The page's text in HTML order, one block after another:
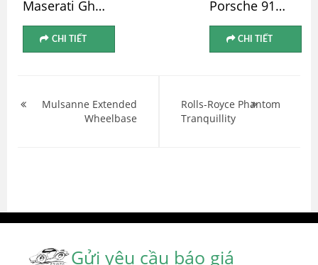
Maserati Ghibli 2026
CHI TIẾT
Porsche 911 GT2 RS 2026
CHI TIẾT
hướng
Mulsanne Extended
Wheelbase
Rolls-Royce Phantom
Tranquillity
Gửi yêu cầu báo giá